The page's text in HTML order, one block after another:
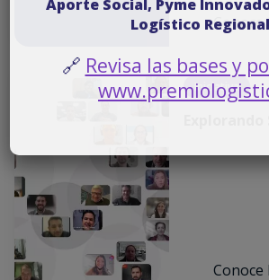
Conoce
Iniciativa
Conoce
Aporte Social, Pyme
Logístico Regional
🔗 Revisa las bases y